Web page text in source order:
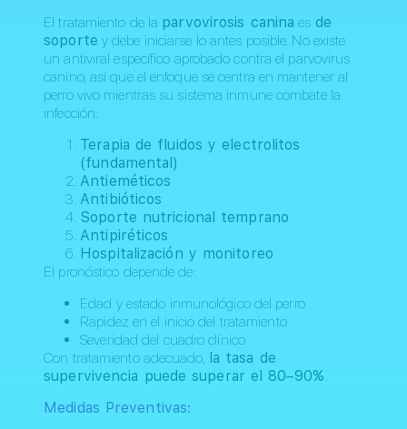
El tratamiento de la parvovirosis canina es de
soporte y debe iniciarse lo antes posible. No existe
un antiviral específico aprobado contra el parvovirus
canino, así que el enfoque se centra en mantener al
perro vivo mientras su sistema inmune combate la
infección:
Terapia de fluidos y electrolitos
(fundamental)
Antieméticos
Antibióticos
Soporte nutricional temprano
Antipiréticos
Hospitalización y monitoreo
El pronóstico depende de:
Edad y estado inmunológico del perro
Rapidez en el inicio del tratamiento
Severidad del cuadro clínico
Con tratamiento adecuado, la tasa de
supervivencia puede superar el 80–90%
Medidas Preventivas: